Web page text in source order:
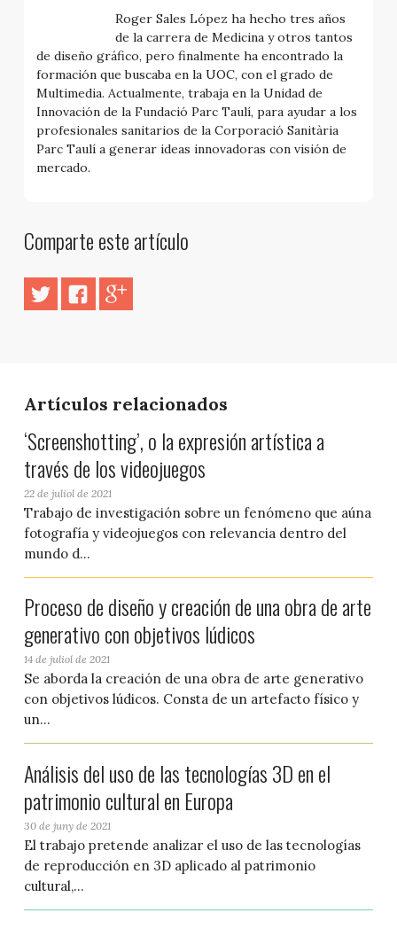
Roger Sales López ha hecho tres años
de la carrera de Medicina y otros tantos
de diseño gráfico, pero finalmente ha encontrado la
formación que buscaba en la UOC, con el grado de
Multimedia. Actualmente, trabaja en la Unidad de
Innovación de la Fundació Parc Taulí, para ayudar a los
profesionales sanitarios de la Corporació Sanitària
Parc Taulí a generar ideas innovadoras con visión de
mercado.
Comparte este artículo
Artículos relacionados
‘Screenshotting’, o la expresión artística a
través de los videojuegos
22 de juliol de 2021
Trabajo de investigación sobre un fenómeno que aúna
fotografía y videojuegos con relevancia dentro del
mundo d...
Proceso de diseño y creación de una obra de arte
generativo con objetivos lúdicos
14 de juliol de 2021
Se aborda la creación de una obra de arte generativo
con objetivos lúdicos. Consta de un artefacto físico y
un...
Análisis del uso de las tecnologías 3D en el
patrimonio cultural en Europa
30 de juny de 2021
El trabajo pretende analizar el uso de las tecnologías
de reproducción en 3D aplicado al patrimonio
cultural,...